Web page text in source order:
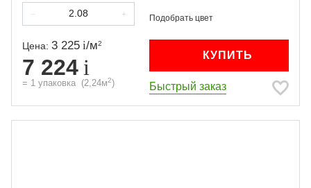
Цена: 3 225 /м2
7 224
= 1 упаковка (2,24м2)
КУПИТЬ
Быстрый заказ